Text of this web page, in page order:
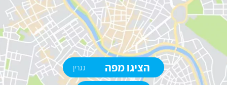
הציגו מפה גגרין